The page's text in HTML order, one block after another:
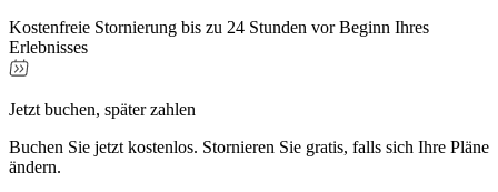
Kostenfreie Stornierung bis zu 24 Stunden vor Beginn Ihres
Erlebnisses
Jetzt buchen, später zahlen
Buchen Sie jetzt kostenlos. Stornieren Sie gratis, falls sich Ihre Pläne
ändern.